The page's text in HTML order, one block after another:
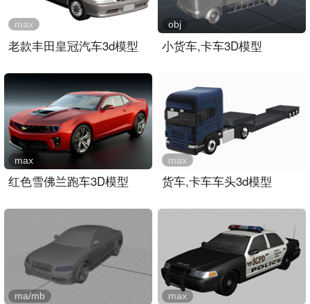
老款丰田皇冠汽车3d模型
max
小货车,卡车3D模型
obj
红色雪佛兰跑车3D模型
max
货车,卡车车头3d模型
max
ma/mb max